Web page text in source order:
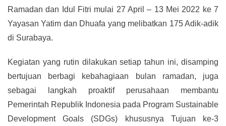
Ramadan dan Idul Fitri mulai 27 April – 13 Mei 2022 ke 7
Yayasan Yatim dan Dhuafa yang melibatkan 175 Adik-adik
di Surabaya.
Kegiatan yang rutin dilakukan setiap tahun ini, disamping
bertujuan berbagi kebahagiaan bulan ramadan, juga
sebagai langkah proaktif perusahaan membantu
Pemerintah Republik Indonesia pada Program Sustainable
Development Goals (SDGs) khususnya Tujuan ke-3